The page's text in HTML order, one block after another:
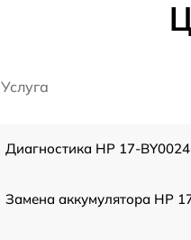
Услуга
Диагностика HP 17-
Замена аккумулятора HP